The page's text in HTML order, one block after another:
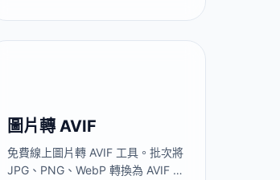
圖片轉 AVIF
免費線上圖片轉 AVIF 工具。批次將
JPG、PNG、WebP 轉換為 AVIF 格